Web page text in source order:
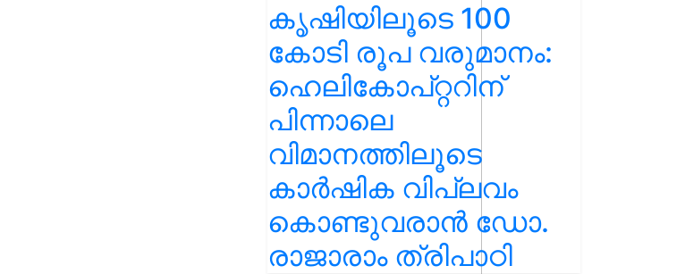
കൃഷിയിലൂടെ 100
കോടി രൂപ വരുമാനം:
ഹെലികോപ്റ്ററിന്
പിന്നാലെ
വിമാനത്തിലൂടെ
കാർഷിക വിപ്ലവം
കൊണ്ടുവരാൻ ഡോ.
രാജാരാം ത്രിപാഠി